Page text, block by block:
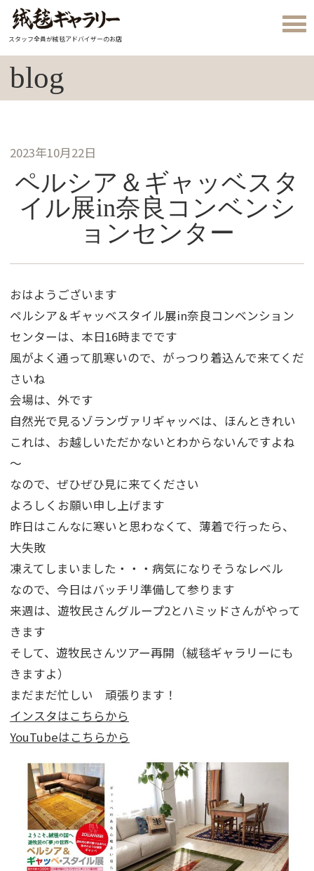
スタッフ全員が絨毯アドバイザーのお店
blog
2023年10月22日
ペルシア＆ギャッベスタ
イル展in奈良コンベンシ
ョンセンター
おはようございます
ペルシア＆ギャッベスタイル展in奈良コンベンション
センターは、本日16時までです
風がよく通って肌寒いので、がっつり着込んで来てくだ
さいね
会場は、外です
自然光で見るゾランヴァリギャッベは、ほんときれい
これは、お越しいただかないとわからないんですよね
～
なので、ぜひぜひ見に来てください
よろしくお願い申し上げます
昨日はこんなに寒いと思わなくて、薄着で行ったら、
大失敗
凍えてしまいました・・・病気になりそうなレベル
なので、今日はバッチリ準備して参ります
来週は、遊牧民さんグループ2とハミッドさんがやって
きます
そして、遊牧民さんツアー再開（絨毯ギャラリーにも
きますよ）
まだまだ忙しい 頑張ります！
インスタはこちらから
YouTubeはこちらから